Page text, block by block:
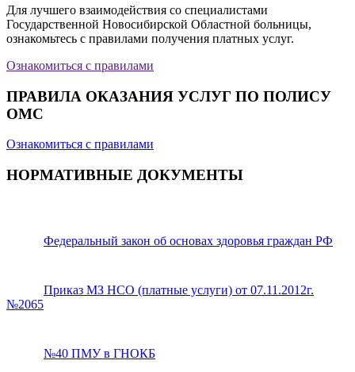
Для лучшего взаимодействия со специалистами
Государственной Новосибирской Областной больницы,
ознакомьтесь с правилами получения платных услуг.
Ознакомиться с правилами
ПРАВИЛА ОКАЗАНИЯ УСЛУГ ПО ПОЛИСУ
ОМС
Ознакомиться с правилами
НОРМАТИВНЫЕ ДОКУМЕНТЫ
Федеральный закон об основах здоровья граждан РФ
Приказ МЗ НСО (платные услуги) от 07.11.2012г.
№2065
№40 ПМУ в ГНОКБ